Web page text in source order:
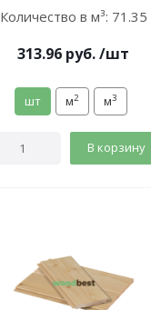
Количество в м³: 71.35
313.96 руб./шт
шт м2 м3
В корзину